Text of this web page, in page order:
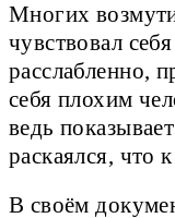
Многих
чувствовал
расслабленно,
себя плохим
ведь
раскаялся, что
В своём